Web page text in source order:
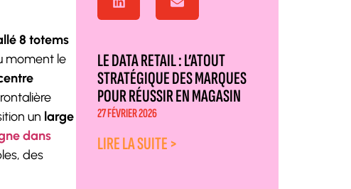
8 totems
moment le
un large
dans
des
LE DATA RETAIL : L’ATOUT
STRATÉGIQUE DES MARQUES
POUR RÉUSSIR EN MAGASIN
27 FÉVRIER 2026
LIRE LA SUITE >